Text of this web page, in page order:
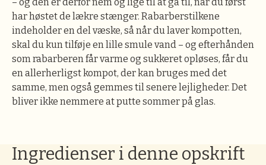
har høstet de lækre stænger. Rabarberstilkene
indeholder en del væske, så når du laver kompotten,
skal du kun tilføje en lille smule vand – og efterhånden
som rabarberen får varme og sukkeret opløses, får du
en allerherligst kompot, der kan bruges med det
samme, men også gemmes til senere lejligheder. Det
bliver ikke nemmere at putte sommer på glas.
Ingredienser i denne opskrift